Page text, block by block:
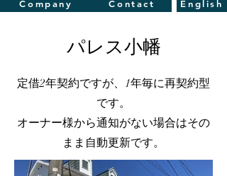
English
Contact
Company
パレス小幡
定借2年契約ですが、1年毎に再契約型
です。
オーナー様から通知がない場合はその
まま自動更新です。